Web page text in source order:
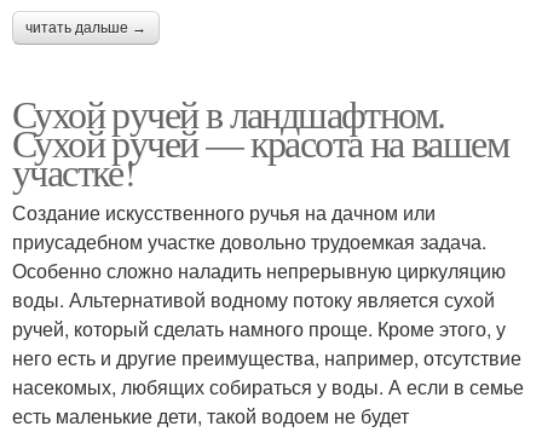
читать дальше →
Сухой ручей в ландшафтном.
Сухой ручей — красота на вашем
участке!
Создание искусственного ручья на дачном или
приусадебном участке довольно трудоемкая задача.
Особенно сложно наладить непрерывную циркуляцию
воды. Альтернативой водному потоку является сухой
ручей, который сделать намного проще. Кроме этого, у
него есть и другие преимущества, например, отсутствие
насекомых, любящих собираться у воды. А если в семье
есть маленькие дети, такой водоем не будет